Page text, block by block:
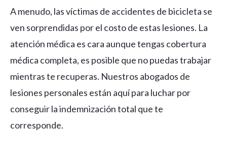
A menudo, las víctimas de accidentes de bicicleta se
ven sorprendidas por el costo de estas lesiones. La
atención médica es cara aunque tengas cobertura
médica completa, es posible que no puedas trabajar
mientras te recuperas. Nuestros abogados de
lesiones personales están aquí para luchar por
conseguir la indemnización total que te
corresponde.